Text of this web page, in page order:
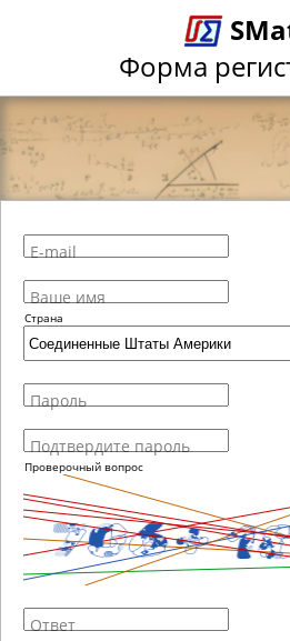
Форма
E-mail
Ваше имя
Страна
Пароль
Подтвердите пароль
Проверочный вопрос
Ответ